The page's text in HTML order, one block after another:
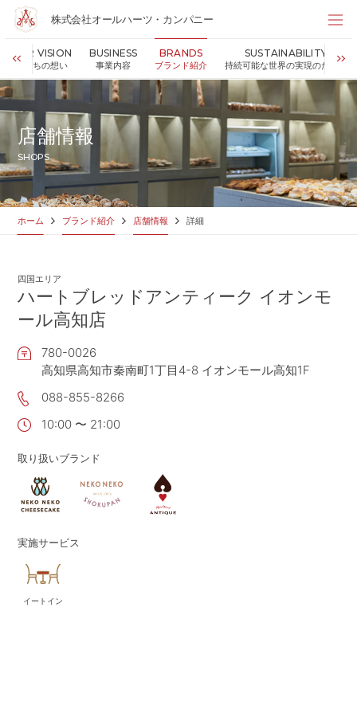
株式会社オールハーツ・カンパニー
OUR VISION
私たちの想い
BUSINESS
事業内容
BRANDS
ブランド紹介
SUSTAINABILITY
持続可能な世界の実現のために
株式会社オールハーツ・カンパニー
店舗検索
HOME
NEWS お知らせ
OUR VISION 私たちの想い
MESSAGE 代表メッセージ
VALUES
BUSINESS 事業内容
SHOP 店舗情報
SUSTAINABILITY
APP
PRIVACY POLICY
RECRUIT 2027 新卒採用
RECRUIT 採用情報
ALL HEARTS MALL
OGGI ONLINE STORE
店舗情報
SHOPS
ホーム ブランド紹介 店舗情報 詳細
四国エリア
ハートブレッドアンティーク イオンモ
ール高知店
780-0026
高知県高知市秦南町1丁目4-8 イオンモール高知1F
088-855-8266
10:00 〜 21:00
取り扱いブランド
実施サービス
イートイン